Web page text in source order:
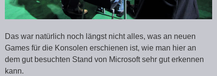
Das war natürlich noch längst nicht alles, was an neuen
Games für die Konsolen erschienen ist, wie man hier an
dem gut besuchten Stand von Microsoft sehr gut erkennen
kann.